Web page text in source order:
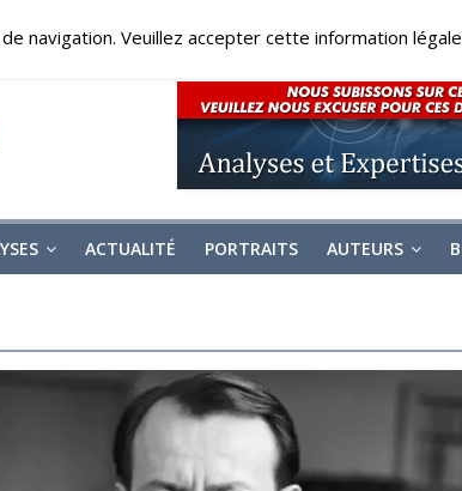
ACTUALITÉ PORTRAITS AUTEURS
navigation. Veuillez accepter cette information